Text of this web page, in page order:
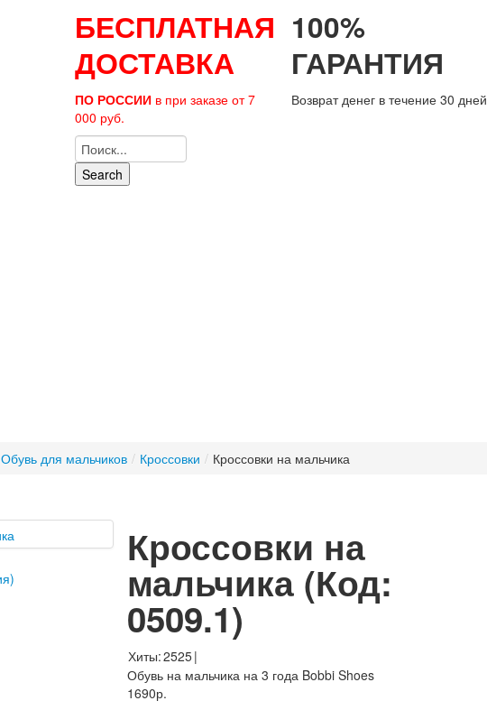
БЕСПЛАТНАЯ
ДОСТАВКА
ПО РОССИИ в при заказе от 7
000 руб.
100%
ГАРАНТИЯ
Возврат денег в течение 30 дней
Search
Обувь для мальчиков / Кроссовки / Кроссовки на мальчика
Кроссовки на
мальчика (Код:
0509.1)
Хиты:2525|
Обувь на мальчика на 3 года Bobbi Shoes
1690р.